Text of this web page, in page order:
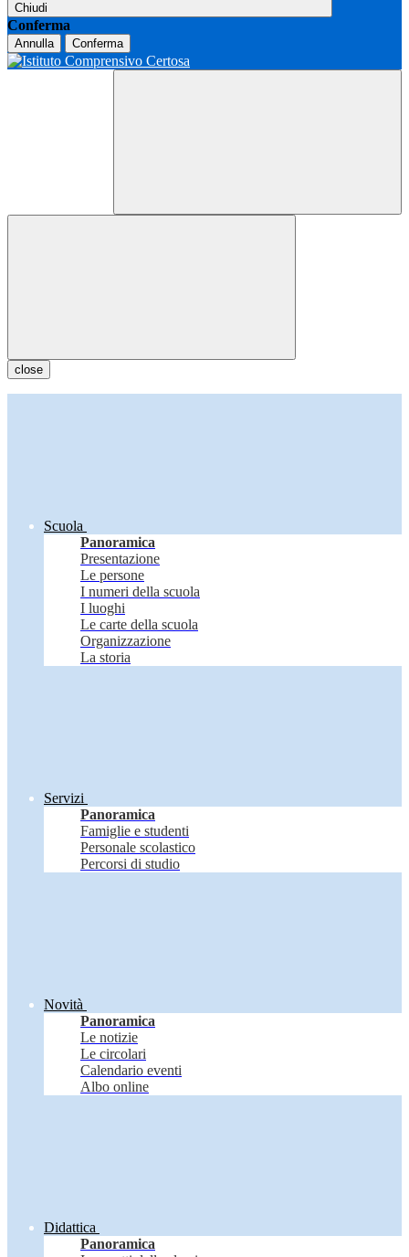
Chiudi
Conferma
Annulla Conferma
close
Scuola
Panoramica
Presentazione
Le persone
I numeri della scuola
I luoghi
Le carte della scuola
Organizzazione
La storia
Servizi
Panoramica
Famiglie e studenti
Personale scolastico
Percorsi di studio
Novità
Panoramica
Le notizie
Le circolari
Calendario eventi
Albo online
Didattica
Panoramica